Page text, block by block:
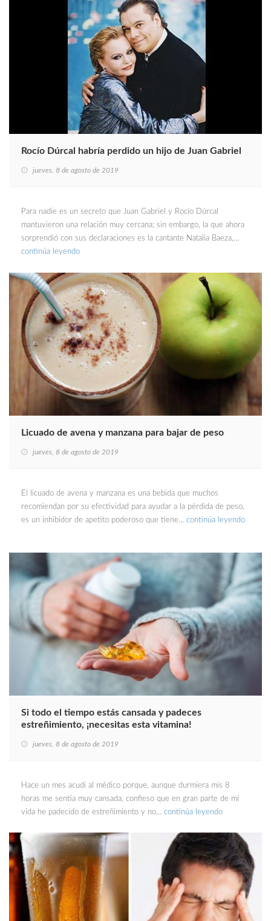
Rocío Dúrcal habría perdido un hijo de Juan Gabriel
jueves, 8 de agosto de 2019
Para nadie es un secreto que Juan Gabriel y Rocío Dúrcal
mantuvieron una relación muy cercana; sin embargo, la que ahora
sorprendió con sus declaraciones es la cantante Natalia Baeza,…
continúa leyendo
Licuado de avena y manzana para bajar de peso
jueves, 8 de agosto de 2019
El licuado de avena y manzana es una bebida que muchos
recomiendan por su efectividad para ayudar a la pérdida de peso,
es un inhibidor de apetito poderoso que tiene… continúa leyendo
Si todo el tiempo estás cansada y padeces
estreñimiento, ¡necesitas esta vitamina!
jueves, 8 de agosto de 2019
Hace un mes acudí al médico porque, aunque durmiera mis 8
horas me sentía muy cansada, confieso que en gran parte de mi
vida he padecido de estreñimiento y no… continúa leyendo